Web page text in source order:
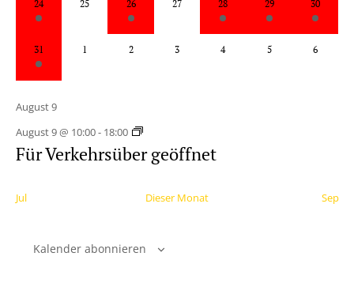
Veranstaltung,
24
Veranstaltungen,
25
Veranstaltung,
26
Veranstaltungen,
27
Veranstaltungen,
28 29 30
1
Veranstaltung,
31
01
0
2
0
3
0
4
0
5
0
6
August 9
August 9 @ 10:00- 18:00
Für Verkehrsüber geöffnet
Jul Dieser Monat Sep
Kalender abonnieren